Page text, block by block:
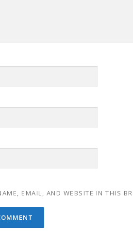
EMAIL, AND WEBSITE IN THIS